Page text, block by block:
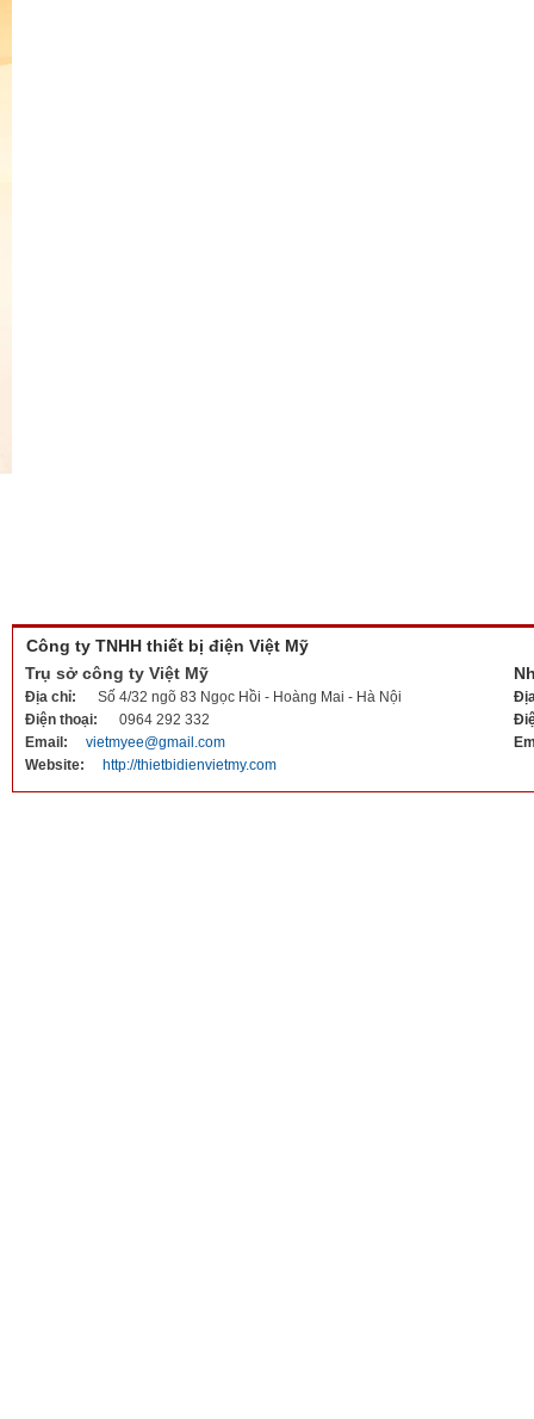
Công ty TNHH thiết bị điện Việt Mỹ
Trụ sở công ty Việt Mỹ
Địa chỉ:
Số 4/32 ngõ 83 Ngọc Hồi - Hoàng Mai - Hà Nội
Điện thoại:
0964 292 332
Email:
vietmyee@gmail.com
Website:
http://thietbidienvietmy.com